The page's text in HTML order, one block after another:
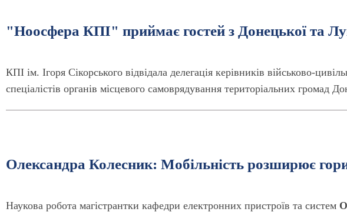
"Ноосфера КПІ" приймає гостей з Донецької та
КПІ ім. Ігоря Сікорського відвідала делегація керівників військово-
спеціалістів органів місцевого самоврядування територіальних громад
Олександра Колесник: Мобільність розширює
Наукова робота магістрантки кафедри електронних пристроїв та систем